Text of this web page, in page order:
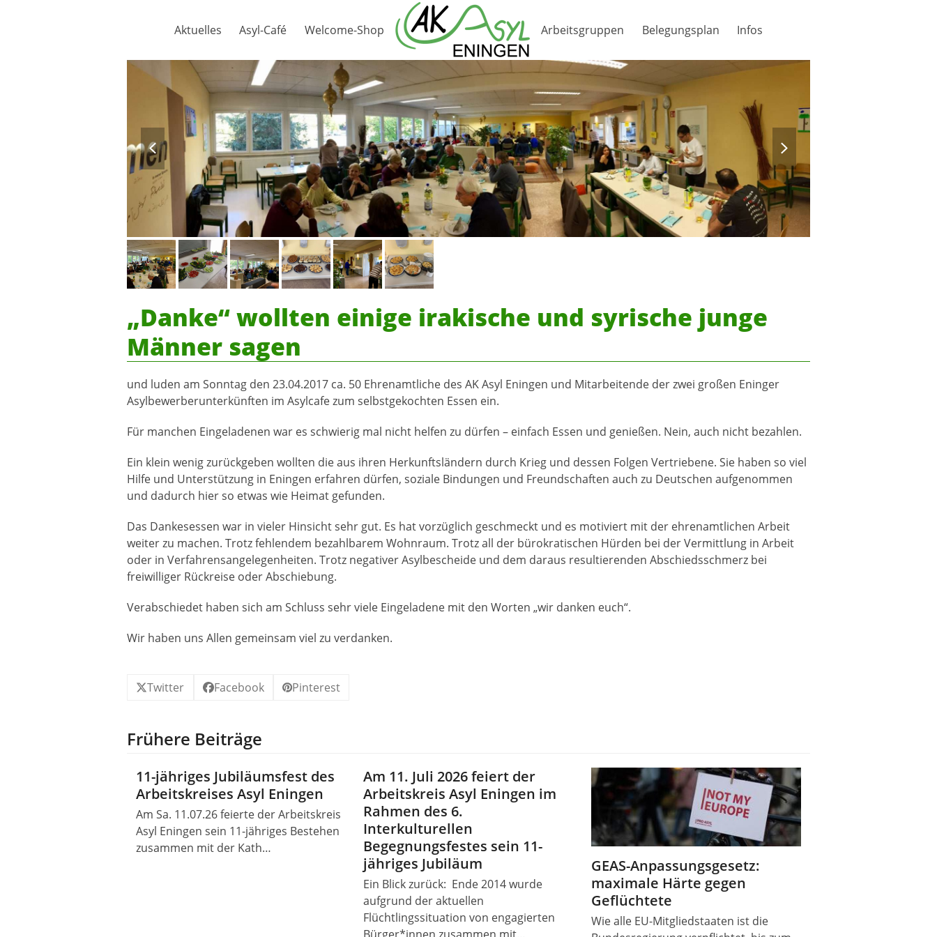
Aktuelles Asyl-Café Welcome-Shop Arbeitsgruppen Belegungsplan Infos
previous
slide
next
slide
„Danke“ wollten einige irakische und syrische junge
Männer sagen
und luden am Sonntag den 23.04.2017 ca. 50 Ehrenamtliche des AK Asyl Eningen und Mitarbeitende der zwei großen Eninger
Asylbewerberunterkünften im Asylcafe zum selbstgekochten Essen ein.
Für manchen Eingeladenen war es schwierig mal nicht helfen zu dürfen – einfach Essen und genießen. Nein, auch nicht bezahlen.
Ein klein wenig zurückgeben wollten die aus ihren Herkunftsländern durch Krieg und dessen Folgen Vertriebene. Sie haben so viel
Hilfe und Unterstützung in Eningen erfahren dürfen, soziale Bindungen und Freundschaften auch zu Deutschen aufgenommen
und dadurch hier so etwas wie Heimat gefunden.
Das Dankesessen war in vieler Hinsicht sehr gut. Es hat vorzüglich geschmeckt und es motiviert mit der ehrenamtlichen Arbeit
weiter zu machen. Trotz fehlendem bezahlbarem Wohnraum. Trotz all der bürokratischen Hürden bei der Vermittlung in Arbeit
oder in Verfahrensangelegenheiten. Trotz negativer Asylbescheide und dem daraus resultierenden Abschiedsschmerz bei
freiwilliger Rückreise oder Abschiebung.
Verabschiedet haben sich am Schluss sehr viele Eingeladene mit den Worten „wir danken euch“.
Wir haben uns Allen gemeinsam viel zu verdanken.
Twitter Facebook Pinterest
Frühere Beiträge
11-jähriges Jubiläumsfest des
Arbeitskreises Asyl Eningen
Am Sa. 11.07.26 feierte der Arbeitskreis
Asyl Eningen sein 11-jähriges Bestehen
zusammen mit der Kath…
Am 11. Juli 2026 feiert der
Arbeitskreis Asyl Eningen im
Rahmen des 6.
Interkulturellen
Begegnungsfestes sein 11-
jähriges Jubiläum
Ein Blick zurück: Ende 2014 wurde
aufgrund der aktuellen
Flüchtlingssituation von engagierten
GEAS-Anpassungsgesetz:
maximale Härte gegen
Geflüchtete
Wie alle EU-Mitgliedstaaten ist die